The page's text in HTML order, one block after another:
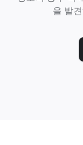
을 발